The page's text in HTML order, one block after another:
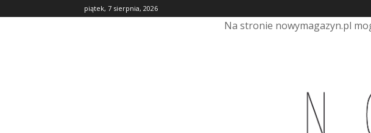
piątek, 7 sierpnia, 2026
Na stronie nowymagazyn.pl